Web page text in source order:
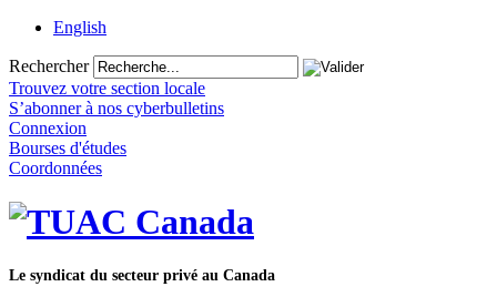
English
Rechercher
Trouvez votre section locale
S’abonner à nos cyberbulletins
Connexion
Bourses d'études
Coordonnées
Le syndicat du secteur privé au Canada